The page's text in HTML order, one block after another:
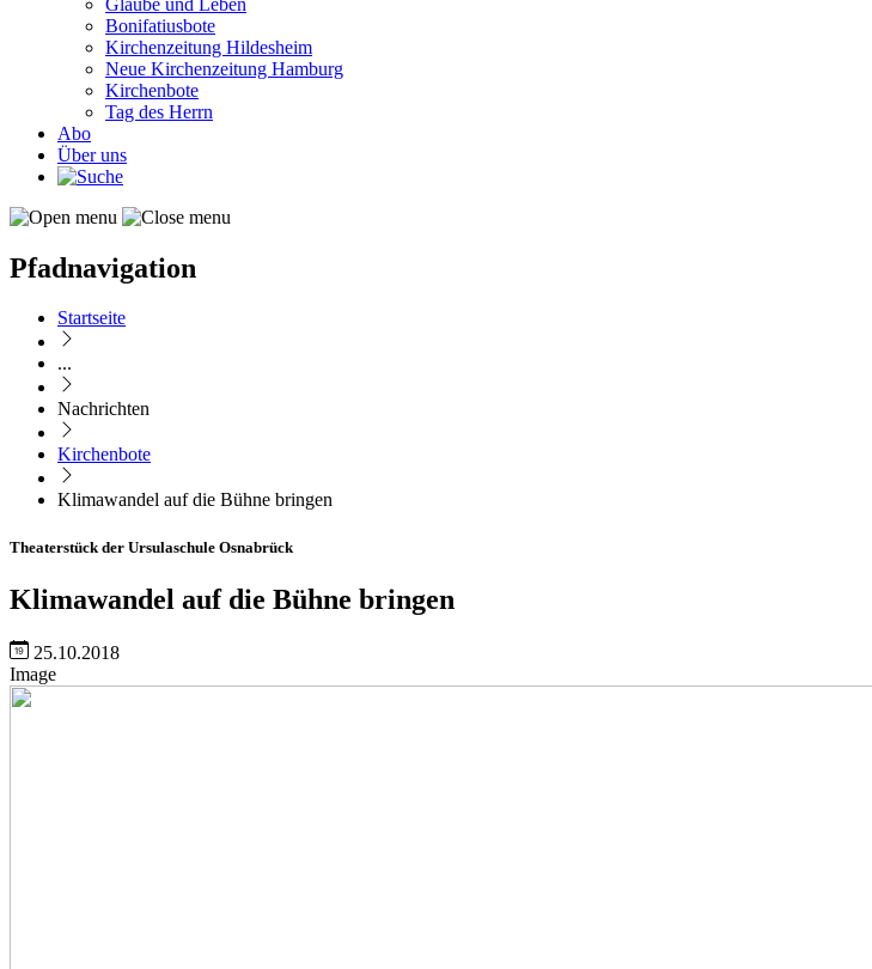
Bonifatiusbote
Kirchenzeitung Hildesheim
Neue Kirchenzeitung Hamburg
Kirchenbote
Tag des Herrn
Abo
Über uns
Pfadnavigation
Startseite
...
Nachrichten
Kirchenbote
Klimawandel auf die Bühne bringen
Theaterstück der Ursulaschule Osnabrück
Klimawandel auf die Bühne bringen
25.10.2018
Image